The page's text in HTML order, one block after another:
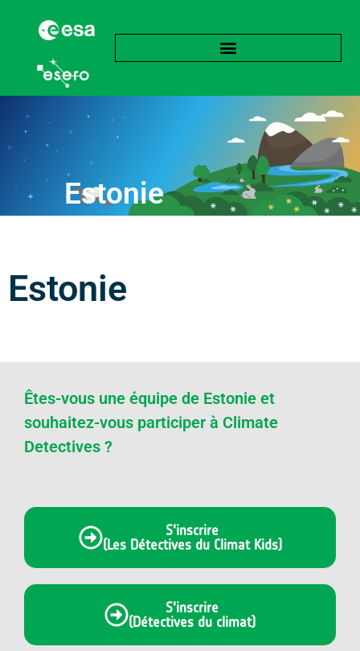
Estonie
Estonie
Êtes-vous une équipe de Estonie et
souhaitez-vous participer à Climate
Detectives ?
S'inscrire
(Les Détectives du Climat Kids)
S'inscrire
(Détectives du climat)